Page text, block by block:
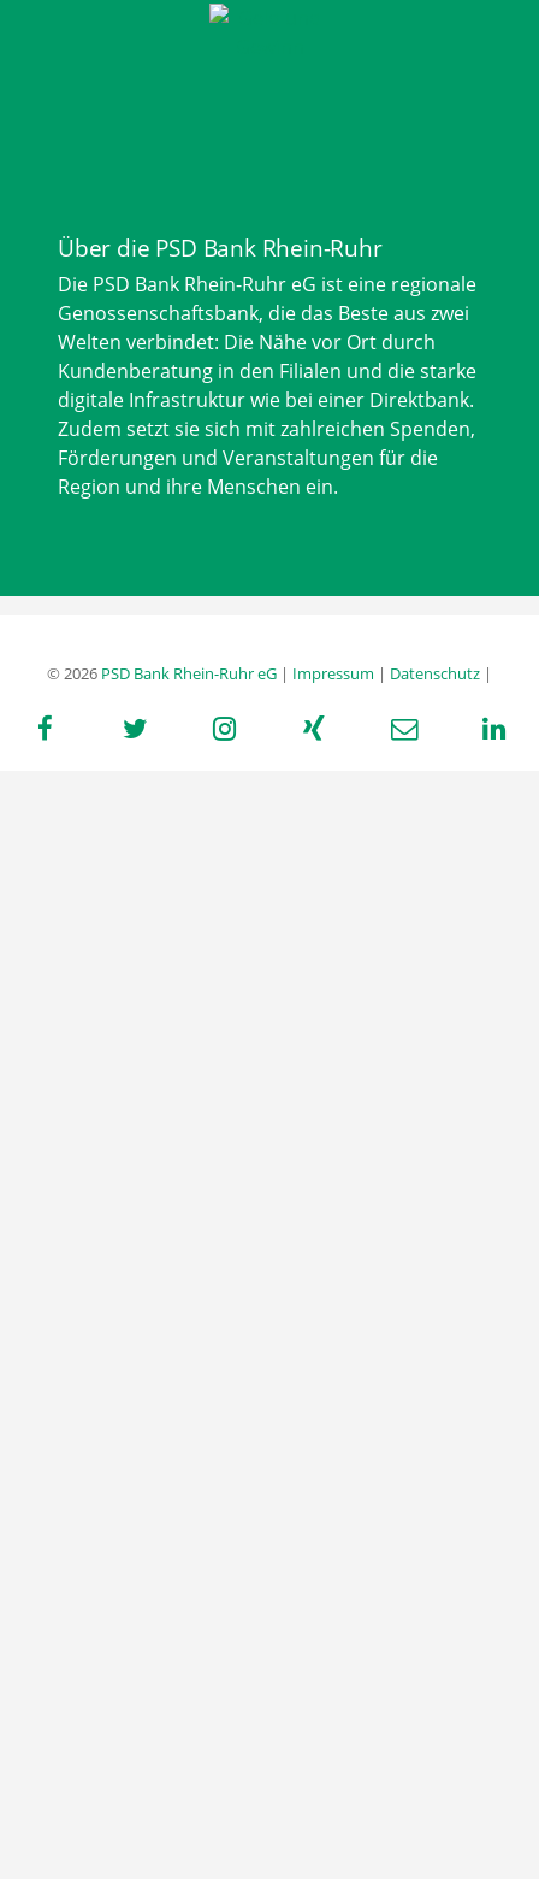
Über die PSD Bank Rhein-Ruhr
Die PSD Bank Rhein-Ruhr eG ist eine regionale
Genossenschaftsbank, die das Beste aus zwei
Welten verbindet: Die Nähe vor Ort durch
Kundenberatung in den Filialen und die starke
digitale Infrastruktur wie bei einer Direktbank.
Zudem setzt sie sich mit zahlreichen Spenden,
Förderungen und Veranstaltungen für die
Region und ihre Menschen ein.
© 2026 PSD Bank Rhein-Ruhr eG | Impressum | Datenschutz |